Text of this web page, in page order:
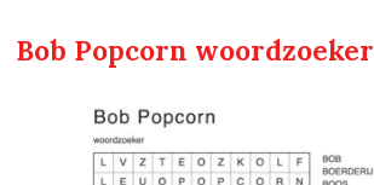
Bob Popcorn woordzoeker